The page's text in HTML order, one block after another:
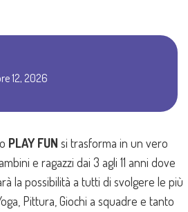
12, 2026
PLAY FUN si trasforma in un vero
e ragazzi dai 3 agli 11 anni dove
la possibilità a tutti di svolgere le più
Pittura, Giochi a squadre e tanto